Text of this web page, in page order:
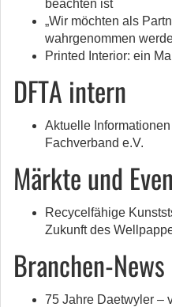
beachten ist
„Wir möchten als
wahrgenommen
Printed Interior: ein
DFTA intern
Aktuelle
Fachverband e.V.
Märkte und
Recycelfähige
Zukunft des
Branchen-News
75 Jahre Daetwyler –